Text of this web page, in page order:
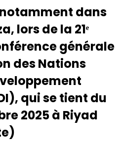
dans
lors de la 21ᵉ
générale
des Nations
qui se tient du
2025 à Riyad